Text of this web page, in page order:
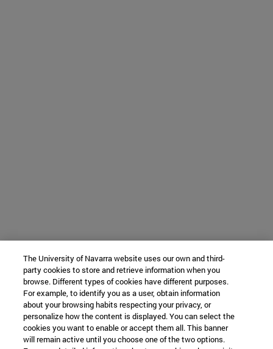
The University of Navarra website uses our own and third-
party cookies to store and retrieve information when you
browse. Different types of cookies have different purposes.
For example, to identify you as a user, obtain information
about your browsing habits respecting your privacy, or
personalize how the content is displayed. You can select the
cookies you want to enable or accept them all. This banner
will remain active until you choose one of the two options.